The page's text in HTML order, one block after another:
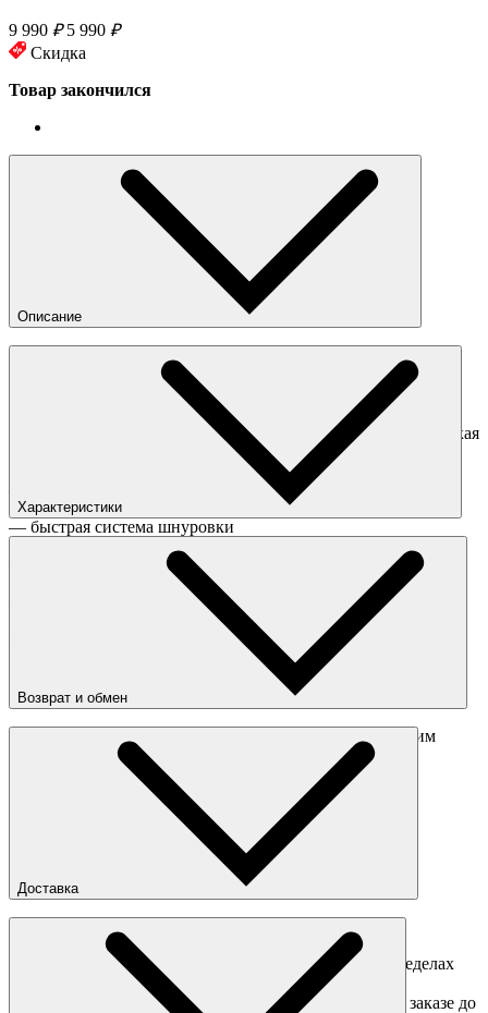
9 990 ₽ 5 990 ₽
Скидка
Товар закончился
Описание
Мужские кроссовки от бренда Puma. Эти бело-серые
кроссовки отлично вписываются в тренды этого сезона.
Массивный винтажный силуэт смягчает нежная цветовая
гамма. Отличные кроссовки, в которых сочетаются кожа и
замша разных текстур: замша с ворсом средней длины, гладкая
кожа и кожа с рельефом под змеиную чешую.
— верх с использованием премиальной кожи и замши
— быстрая система шнуровки
— винтажный силуэт с множеством строчек
Характеристики
Бежевый
Вьетнам
Кожа, текстиль, резина
Возврат и обмен
Перед отправкой обмена обязательно свяжитесь с нашим
obmen@sneakerhead.ru
Подробные правила возврата товара
Доставка
Доставка по Москве
Доставка курьером в интервал 13:00-20:00 в пределах
МКАД 350 руб.
Доставка "день в день" в пределах МКАД (при заказе до